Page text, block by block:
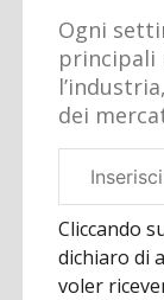
Ogni
principali
dei
aziendale
Cliccando
dichiaro di
voler